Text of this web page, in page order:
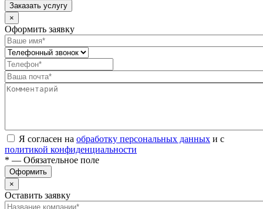
Заказать услугу
×
Оформить заявку
Я согласен на обработку персональных данных и с
политикой конфиденциальности
* — Обязательное поле
Оформить
×
Оставить заявку